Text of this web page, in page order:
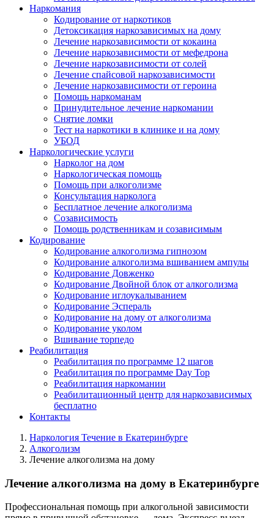
Наркомания
Кодирование от наркотиков
Детоксикация наркозависимых на дому
Лечение наркозависимости от кокаина
Лечение наркозависимости от мефедрона
Лечение наркозависимости от солей
Лечение спайсовой наркозависимости
Лечение наркозависимости от героина
Помощь наркоманам
Принудительное лечение наркомании
Снятие ломки
Тест на наркотики в клинике и на дому
УБОД
Наркологические услуги
Нарколог на дом
Наркологическая помощь
Помощь при алкоголизме
Консультация нарколога
Бесплатное лечение алкоголизма
Созависимость
Помощь родственникам и созависимым
Кодирование
Кодирование алкоголизма гипнозом
Кодирование алкоголизма вшиванием ампулы
Кодирование Довженко
Кодирование Двойной блок от алкоголизма
Кодирование иглоукалыванием
Кодирование Эспераль
Кодирование на дому от алкоголизма
Кодирование уколом
Вшивание торпедо
Реабилитация
Реабилитация по программе 12 шагов
Реабилитация по программе Day Top
Реабилитация наркомании
Реабилитационный центр для наркозависимых
бесплатно
Контакты
Наркология Течение в Екатеринбурге
Алкоголизм
Лечение алкоголизма на дому
Лечение алкоголизма на дому в Екатеринбурге
Профессиональная помощь при алкогольной зависимости